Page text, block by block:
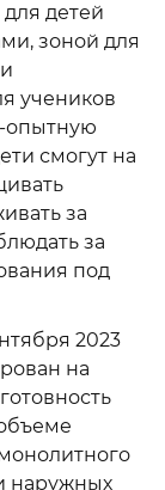
детей
зоной для
учеников
опытную
смогут на
за
за
под
2023
на
наружных